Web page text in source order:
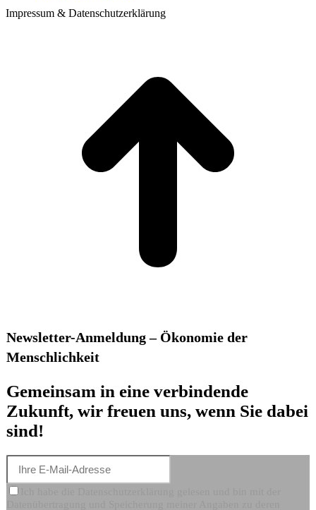
Impressum & Datenschutzerklärung
Newsletter-Anmeldung – Ökonomie der
Menschlichkeit
Gemeinsam in eine verbindende
Zukunft, wir freuen uns, wenn Sie dabei
sind!